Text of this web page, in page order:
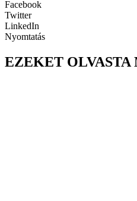
Facebook
Twitter
LinkedIn
Nyomtatás
EZEKET OLVASTA